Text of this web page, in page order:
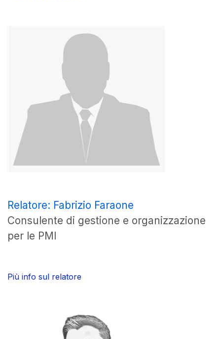
Relatore: Fabrizio Faraone
Consulente di gestione e organizzazione
per le PMI
Più info sul relatore